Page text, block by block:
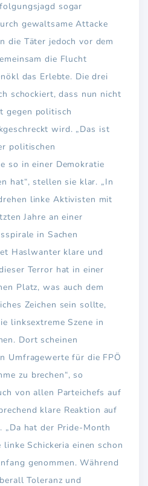
sogar
gewaltsame Attacke
die Täter jedoch vor dem
die Flucht
das Erlebte. Die drei
schockiert, dass nun nicht
gegen politisch
wird. „Das ist
politischen
so in einer Demokratie
hat“, stellen sie klar. „In
linke Aktivisten mit
Jahre an einer
in Sachen
Haslwanter klare und
Terror hat in einer
Platz, was auch dem
Zeichen sein sollte,
linksextreme Szene in
Dort scheinen
Umfragewerte für die FPÖ
zu brechen“, so
von allen Parteichefs auf
klare Reaktion auf
hat der Pride-Month
Schickeria einen schon
genommen. Während
Toleranz und